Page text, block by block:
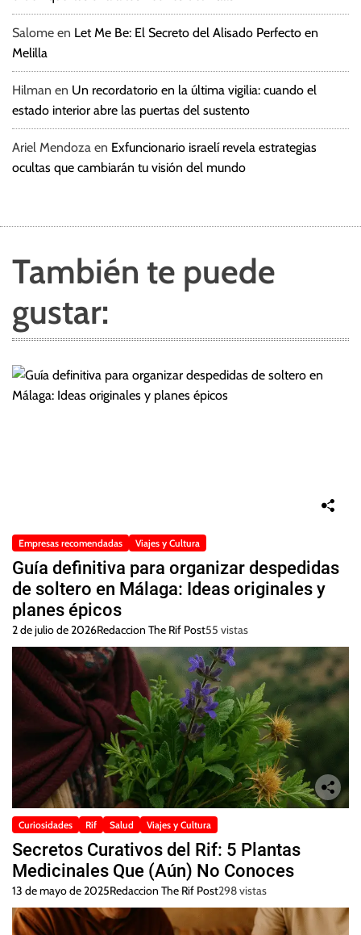
Salome en Let Me Be: El Secreto del Alisado Perfecto en
Melilla
Hilman en Un recordatorio en la última vigilia: cuando el
estado interior abre las puertas del sustento
Ariel Mendoza en Exfuncionario israelí revela estrategias
ocultas que cambiarán tu visión del mundo
También te puede
gustar:
Empresas recomendadas Viajes y Cultura
Guía definitiva para organizar despedidas
de soltero en Málaga: Ideas originales y
planes épicos
2 de julio de 2026Redaccion The Rif Post55 vistas
Curiosidades Rif Salud Viajes y Cultura
Secretos Curativos del Rif: 5 Plantas
Medicinales Que (Aún) No Conoces
13 de mayo de 2025Redaccion The Rif Post298 vistas